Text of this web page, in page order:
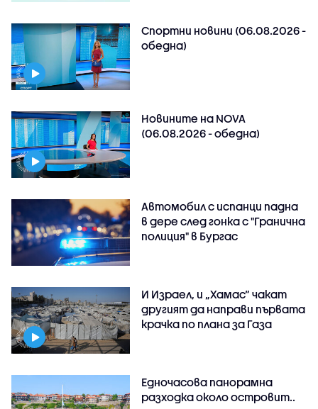
Спортни новини (06.08.2026 -
обедна)
Новините на NOVA
(06.08.2026 - обедна)
Автомобил с испанци падна
в дере след гонка с "Гранична
полиция" в Бургас
И Израел, и „Хамас“ чакат
другият да направи първата
крачка по плана за Газа
Едночасова панорамна
разходка около островит..